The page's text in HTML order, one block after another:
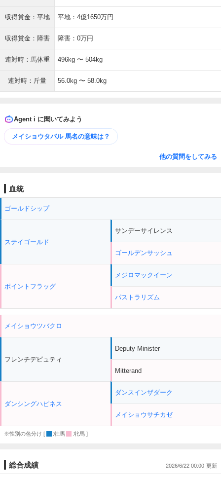
収得賞金：平地 平地：4億1650万円
収得賞金：障害 障害：0万円
連対時：馬体重 496kg 〜 504kg
連対時：斤量 56.0kg 〜 58.0kg
Agent i に聞いてみよう
メイショウタバル 馬名の意味は？
他の質問をしてみる
血統
ゴールドシップ
ステイゴールド
ポイントフラッグ
サンデーサイレンス
ゴールデンサッシュ
メジロマックイーン
パストラリズム
メイショウツバクロ
フレンチデピュティ
ダンシングハピネス
Deputy Minister
Mitterand
ダンスインザダーク
メイショウサチカゼ
※性別の色分け [ :牡馬 :牝馬 ]
総合成績 2026/6/22 00:00